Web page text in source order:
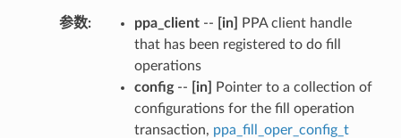
参数: ppa_client-- [in]
PPA client handle
that has been registered to do fill
operations
config-- [in]
Pointer to a collection of
configurations for the fill operation
transaction, ppa_fill_oper_config_t